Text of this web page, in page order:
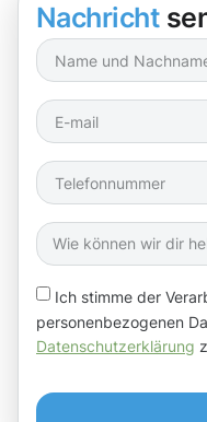
Nachricht
Ich stimme der
personenbezogenen
Datenschutzerklärung